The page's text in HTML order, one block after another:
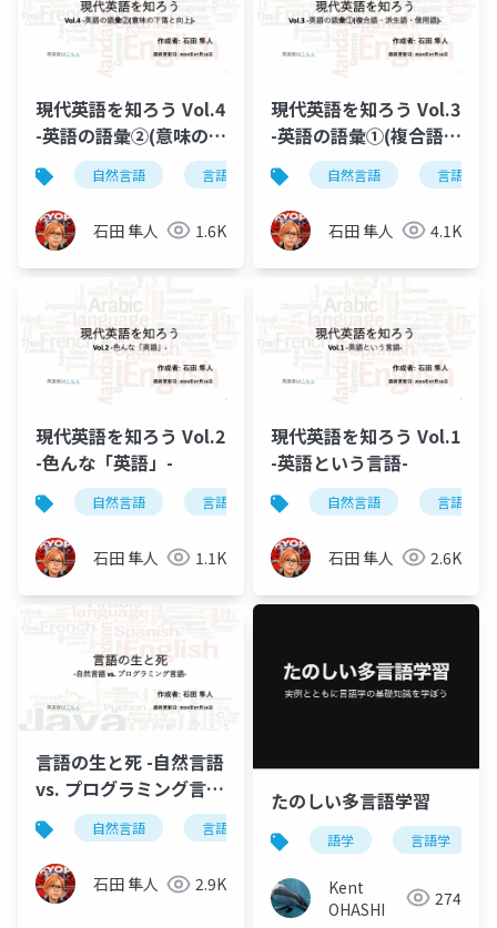
現代英語を知ろう Vol.4
-英語の語彙②(意味の下
落と向上)-自然言語 言語学 英語学 現代英語を知ろ
石田 隼人 1.6K
現代英語を知ろう Vol.3
-英語の語彙①(複合語・
派生語・借用語)-
自然言語 言語学
石田 隼人 4.1K
現代英語を知ろう Vol.2
-色んな「英語」-
自然言語 言語学 英語学 現代英語を知ろ
石田 隼人 1.1K
現代英語を知ろう Vol.1
-英語という言語-
自然言語 言語学
石田 隼人 2.6K
言語の生と死 -自然言語
vs. プログラミング言
語-
自然言語 言語学 英語学 プログラミング
石田 隼人 2.9K
たのしい多言語学習
語学 言語学
Kent
OHASHI
274